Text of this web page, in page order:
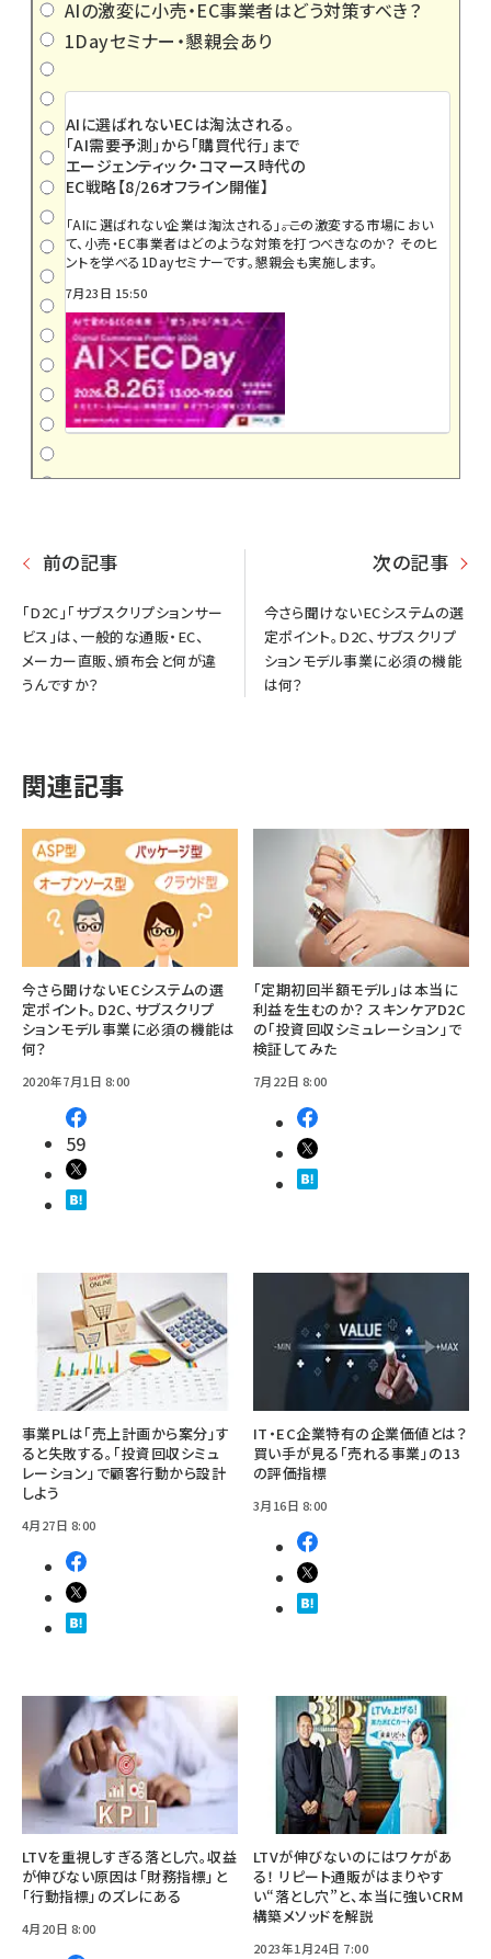
AIの激変に小売・EC事業者はどう対策すべき？
1Dayセミナー・懇親会あり
AIに選ばれないECは淘汰される。
「AI需要予測」から「購買代行」まで
エージェンティック・コマース時代の
EC戦略【8/26オフライン開催】
「AIに選ばれない企業は淘汰される」――。この激変する市場におい
て、小売・EC事業者はどのような対策を打つべきなのか？ そのヒ
ントを学べる1Dayセミナーです。懇親会も実施します。
7月23日 15:50
前の記事
「D2C」「サブスクリプションサー
ビス」は、一般的な通販・EC、
メーカー直販、頒布会と何が違
うんですか？
次の記事
今さら聞けないECシステムの選
定ポイント。D2C、サブスクリプ
ションモデル事業に必須の機能
は何？
関連記事
今さら聞けないECシステムの選
定ポイント。D2C、サブスクリプ
ションモデル事業に必須の機能は
何？
2020年7月1日 8:00
59
「定期初回半額モデル」は本当に
利益を生むのか？ スキンケアD2C
の「投資回収シミュレーション」で
検証してみた
7月22日 8:00
事業PLは「売上計画から案分」す
ると失敗する。「投資回収シミュ
レーション」で顧客行動から設計
しよう
4月27日 8:00
IT・EC企業特有の企業価値とは？
買い手が見る「売れる事業」の13
の評価指標
3月16日 8:00
LTVを重視しすぎる落とし穴。収益
が伸びない原因は「財務指標」と
「行動指標」のズレにある
4月20日 8:00
LTVが伸びないのにはワケがあ
る！ リピート通販がはまりやす
い“落とし穴”と、本当に強いCRM
構築メソッドを解説
2023年1月24日 7:00